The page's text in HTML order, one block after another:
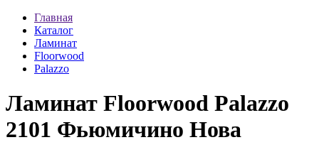
Главная
Каталог
Ламинат
Floorwood
Palazzo
Ламинат Floorwood Palazzo
2101 Фьюмичино Нова